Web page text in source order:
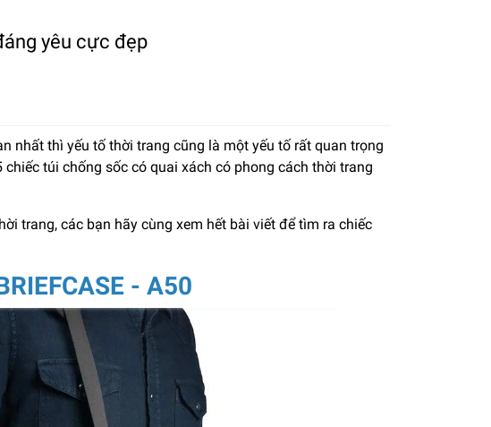
yêu cực đẹp
nhất thì yếu tố thời trang cũng là một yếu tố rất quan trọng
chiếc túi chống sốc có quai xách có phong cách thời trang
trang, các bạn hãy cùng xem hết bài viết để tìm ra chiếc
- A50